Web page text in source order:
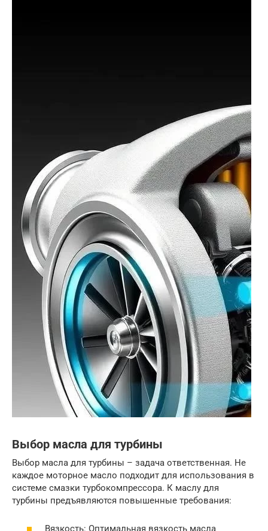
Выбор масла для турбины
Выбор масла для турбины – задача ответственная. Не
каждое моторное масло подходит для использования в
системе смазки турбокомпрессора. К маслу для
турбины предъявляются повышенные требования:
Вязкость: Оптимальная вязкость масла